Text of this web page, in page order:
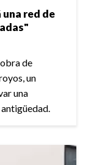
red de
de
un
una